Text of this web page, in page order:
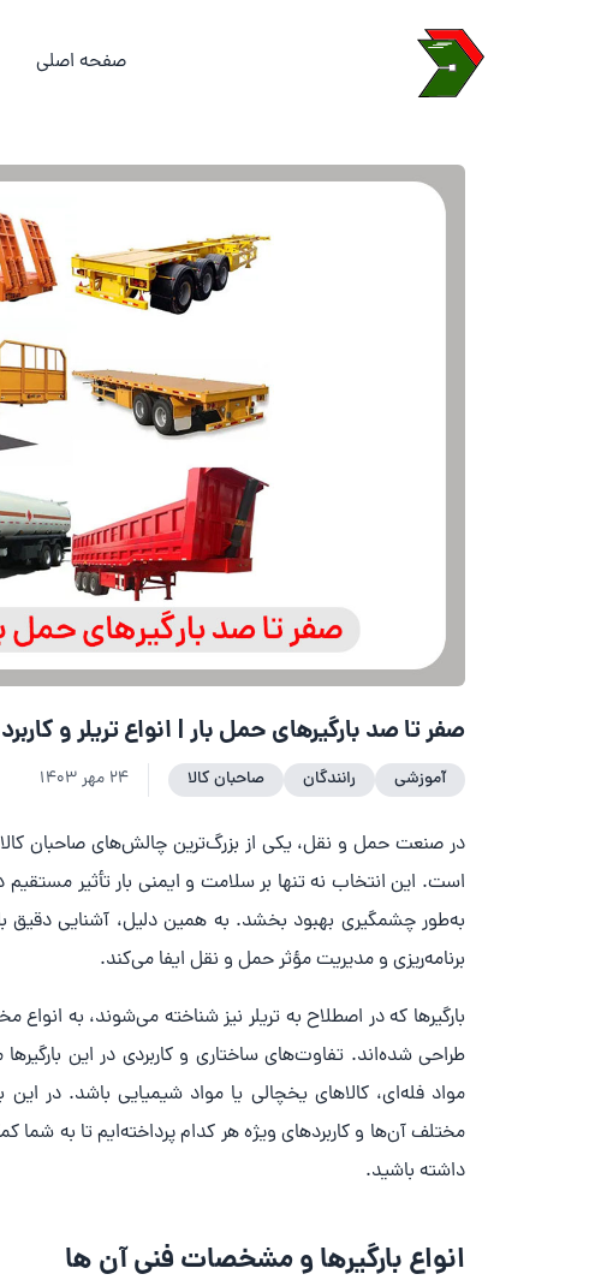
صفحه اصلی
صفر تا صد بارگیرهای حمل بار | انواع تریلر و
آموزشی رانندگان صاحبان کالا 24 مهر 1403
در صنعت حمل و نقل، یکی از بزرگ‌ترین چالش‌های صاحبان
است. این انتخاب نه تنها بر سلامت و ایمنی بار تأثیر مستقیم
به‌طور چشمگیری بهبود بخشد. به همین دلیل، آشنایی دقیق
برنامه‌ریزی و مدیریت مؤثر حمل و نقل ایفا می‌کند.
بارگیرها که در اصطلاح به تریلر نیز شناخته می‌شوند، به
طراحی شده‌اند. تفاوت‌های ساختاری و کاربردی در این
مواد فله‌ای، کالاهای یخچالی یا مواد شیمیایی باشد. در
مختلف آن‌ها و کاربردهای ویژه هر کدام پرداخته‌ایم تا به شما
داشته باشید.
انواع بارگیرها و مشخصات فنی آن ها